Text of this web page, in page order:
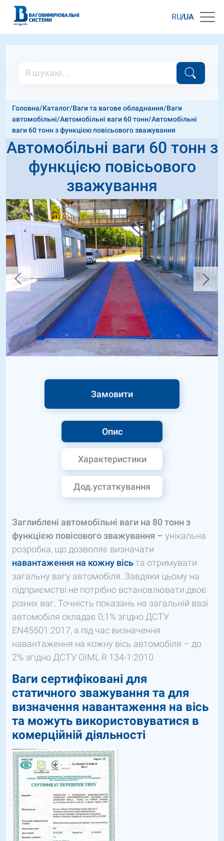
RU UA
Головна/Каталог/Ваги та вагове обладнання/Ваги
автомобільні/Автомобільні ваги 60 тонн/Автомобільні
ваги 60 тонн з функцією повісьового зважування
Автомобільні ваги 60 тонн з
функцією повісьового
зважування
Опис
Характеристики
Дод.устаткування
Замовити
Заглиблені автомобільні ваги на 80 тонн з
функцією повісового зважування – унікальна
розробка, що дозволяє визначати
навантаження на кожну вісьта отримувати
загальну вагу автомобіля. Завдяки цьому на
підприємстві не потрібно встановлювати двоє
різних ваг. Точність показань на загальній вазі
автомобіля складає 0,1% згідно ДСТУ
EN45501:2017, а під час визначення
навантаження на кожну вісь автомобіля – до
2% згідно ДСТУ OIML R 134-1:2010.
Ваги сертифіковані для
статичного зважування та для
визначення навантаження на вісь
та можуть використовуватися в
комерційній діяльності